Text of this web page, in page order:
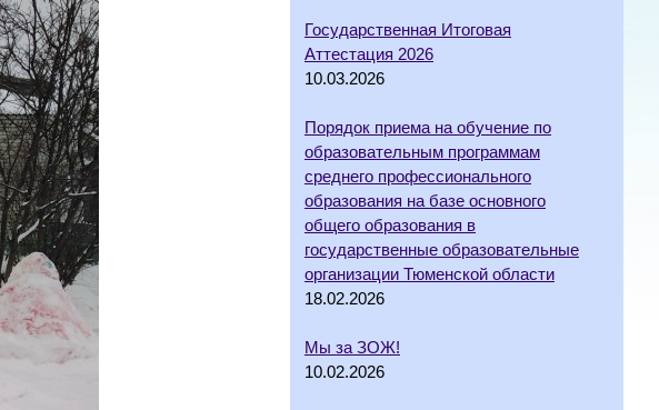
Государственная Итоговая
Аттестация 2026
10.03.2026
Порядок приема на обучение по
образовательным программам
среднего профессионального
образования на базе основного
общего образования в
государственные образовательные
организации Тюменской области
18.02.2026
Мы за ЗОЖ!
10.02.2026